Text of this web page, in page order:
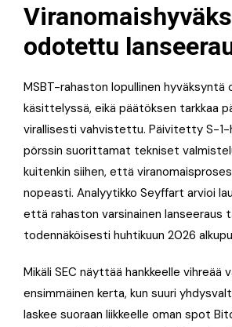
odotettu
MSBT-rahaston lopullinen hyväksyntä
käsittelyssä, eikä päätöksen tarkkaa
virallisesti vahvistettu. Päivitetty S-1-
pörssin suorittamat tekniset
kuitenkin siihen, että
nopeasti. Analyytikko Seyffart arvioi
että rahaston varsinainen lanseeraus
todennäköisesti huhtikuun 2026
Mikäli SEC näyttää hankkeelle vihreää
ensimmäinen kerta, kun suuri
laskee suoraan liikkeelle oman spot